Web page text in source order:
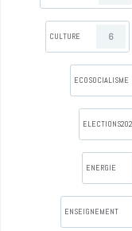
CULTURE 6
ECOSOCIALISME
ENERGIE
ENSEIGNEMENT